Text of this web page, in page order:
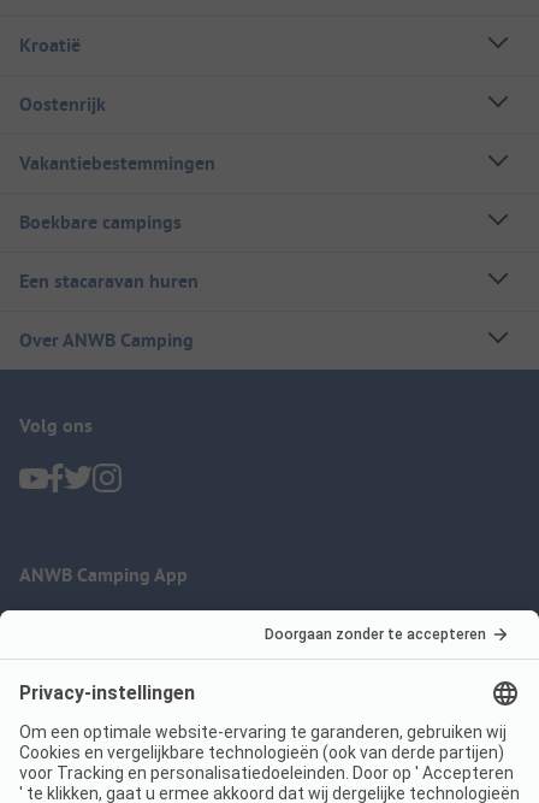
Kroatië
Oostenrijk
Vakantiebestemmingen
Boekbare campings
Een stacaravan huren
Over ANWB Camping
Volg ons
ANWB Camping App
Imprint
Voorwaarden